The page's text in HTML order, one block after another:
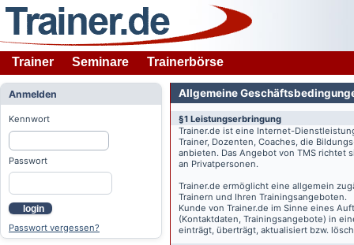
Trainer Seminare Trainerbörse
Anmelden
Kennwort
Passwort
login
Passwort vergessen?
Allgemeine
§1 Leistungserbringung
Trainer.de ist eine Internet-
Trainer, Dozenten, Coaches, die
anbieten. Das Angebot von TMS richtet
an Privatpersonen.
Trainer.de ermöglicht eine allgemein
Trainern und Ihren Trainingsangeboten.
Kunde von Trainer.de im Sinne eines
(Kontaktdaten, Trainingsangebote) in
einträgt, überträgt, aktualisiert bzw.